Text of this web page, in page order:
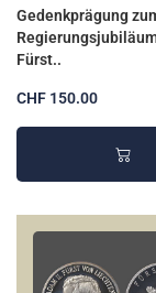
Gedenkprägung
Fürst..
CHF 150.00